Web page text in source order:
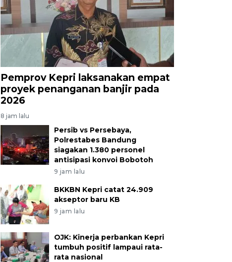
Pemprov Kepri laksanakan empat
proyek penanganan banjir pada
2026
8 jam lalu
Persib vs Persebaya,
Polrestabes Bandung
siagakan 1.380 personel
antisipasi konvoi Bobotoh
9 jam lalu
BKKBN Kepri catat 24.909
akseptor baru KB
9 jam lalu
OJK: Kinerja perbankan Kepri
tumbuh positif lampaui rata-
rata nasional